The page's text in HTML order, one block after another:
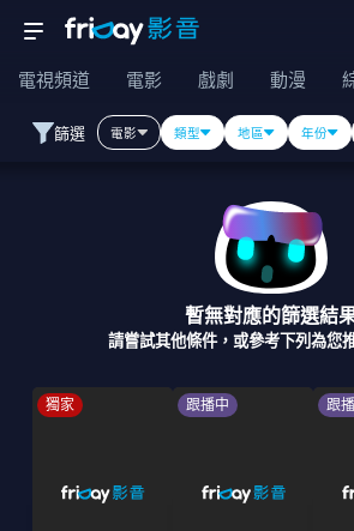
電視頻道 電影 戲劇 動漫
篩選 電影 類型 地區 年份
暫無對應的篩選結
請嘗試其他條件，或參考下列為您
獨家 跟播中 跟